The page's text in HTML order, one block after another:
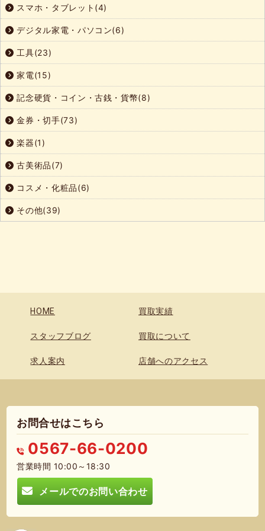
スマホ・タブレット(4)
デジタル家電・パソコン(6)
工具(23)
家電(15)
記念硬貨・コイン・古銭・貨幣(8)
金券・切手(73)
楽器(1)
古美術品(7)
コスメ・化粧品(6)
その他(39)
HOME 買取実績
スタッフブログ 買取について
求人案内 店舗へのアクセス
お問合せはこちら
0567-66-0200
営業時間 10:00～18:30
メールでのお問い合わせ